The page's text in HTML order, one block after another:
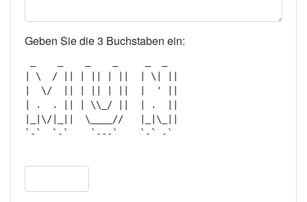
Geben Sie die 3 Buchstaben ein:
| \  / || | || | ||  | \| ||
|  \/  || | || | ||  |  ' ||
| .  . || | \\_/ ||  | .  ||
|_|\/|_||  \____//   |_|\_||
`-`  `-`    `---`    `-` -`